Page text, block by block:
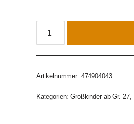
Artikelnummer: 474904043
Kategorien: Großkinder ab Gr. 27,